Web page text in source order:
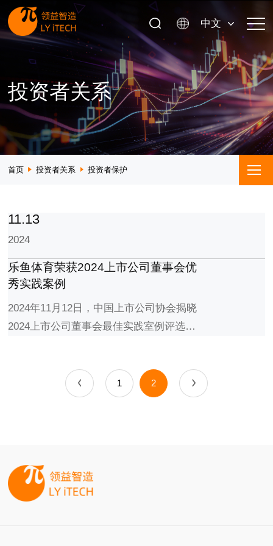
中文
投资者关系
首页 投资者关系 投资者保护
11.13
2024
乐鱼体育荣获2024上市公司董事会优
秀实践案例
2024年11月12日，中国上市公司协会揭晓
2024上市公司董事会最佳实践室例评选结
1 2